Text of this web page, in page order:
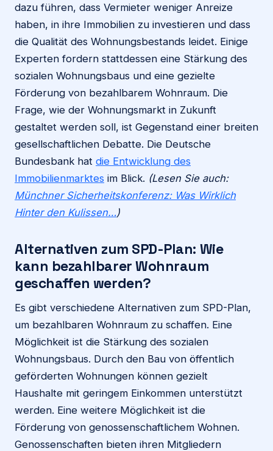
dazu führen, dass Vermieter weniger Anreize
haben, in ihre Immobilien zu investieren und dass
die Qualität des Wohnungsbestands leidet. Einige
Experten fordern stattdessen eine Stärkung des
sozialen Wohnungsbaus und eine gezielte
Förderung von bezahlbarem Wohnraum. Die
Frage, wie der Wohnungsmarkt in Zukunft
gestaltet werden soll, ist Gegenstand einer breiten
gesellschaftlichen Debatte. Die Deutsche
Bundesbank hat die Entwicklung des
Immobilienmarktes im Blick. (Lesen Sie auch:
Münchner Sicherheitskonferenz: Was Wirklich
Hinter den Kulissen…)
Alternativen zum SPD-Plan: Wie
kann bezahlbarer Wohnraum
geschaffen werden?
Es gibt verschiedene Alternativen zum SPD-Plan,
um bezahlbaren Wohnraum zu schaffen. Eine
Möglichkeit ist die Stärkung des sozialen
Wohnungsbaus. Durch den Bau von öffentlich
geförderten Wohnungen können gezielt
Haushalte mit geringem Einkommen unterstützt
werden. Eine weitere Möglichkeit ist die
Förderung von genossenschaftlichem Wohnen.
Genossenschaften bieten ihren Mitgliedern